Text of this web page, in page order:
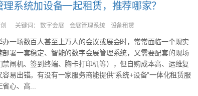
系统加设备一起租赁，推荐哪家？
关键词：数字会展 会展管理系统 设备租赁
办一场数百人甚至上万人的会议或展会时，常常面临一个现实
部署一套稳定、智能的数字会展管理系统，又需要配套的现场
禁闸机、签到终端、胸卡打印机等），但自购成本高、运维复
容易出错。有没有一家服务商能提供“系统+设备”一体化租赁服
心、高...